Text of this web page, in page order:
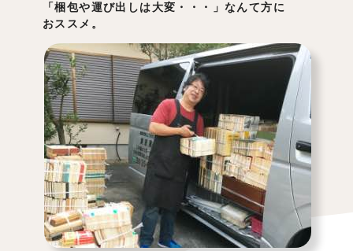
「梱包や運び出しは大変・・・」なんて方に
おススメ。